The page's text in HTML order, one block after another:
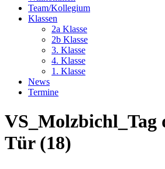
Team/Kollegium
Klassen
2a Klasse
2b Klasse
3. Klasse
4. Klasse
1. Klasse
News
Termine
VS_Molzbichl_Tag
Tür (18)